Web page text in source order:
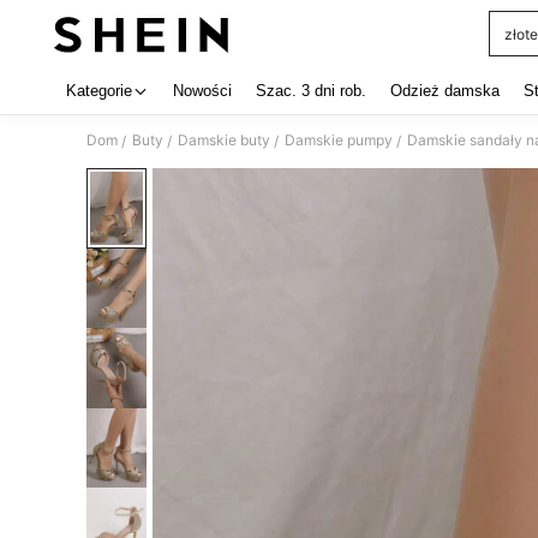
Kategorie Nowości Szac. 3 dni rob. Odzież damska
Dom / Buty / Damskie buty / Damskie pumpy /